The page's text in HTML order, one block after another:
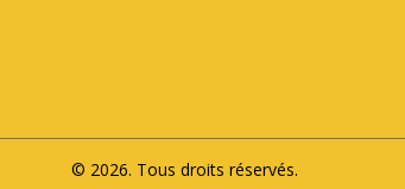
© 2026. Tous droits réservés.